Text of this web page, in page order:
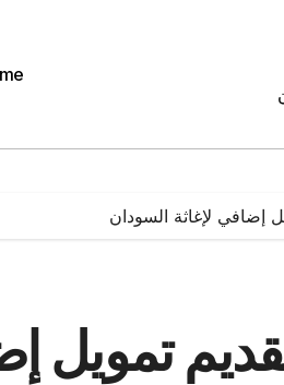
إضافي لإغاثة السودان
تمويل